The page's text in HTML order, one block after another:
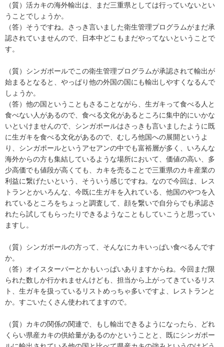
（質）活カキの海外輸出は、まだ三重県としては行っていないとい
うことでしょうか。
（答）そうですね。さっき言いました衛生管理プログラムがまだ承
認されていませんので、日本中どこもまだやってないということで
す。
（質）シンガポールでこの衛生管理プログラムが承認されて輸出が
始まるとなると、やっぱり他の外国の国にも輸出しやすくなるんで
しょうか。
（答）他の国ということもさることながら、生ガキって食べる人と
食べない人があるので、食べる文化があるところに集中的にいかな
いといけませんので、シンガポールはさっきも言いましたように既
に生ガキを食べる文化があるので、むしろ他国への展開というよ
り、シンガポールというアセアンの中でも富裕層が多く、いろんな
海外からの方も集結しているような場所において、価値の高い、多
少高価でも値段が高くても、カキを売ることで三重県のカキ産業の
利益に繋げたいという、そういう感じですね。なので今回は、レス
トランとかいろんな、今既に生ガキを入れている、他国のやつを入
れているところをちょっと調査して、顔を繋いで自分らでも承認さ
れたら試してもらったりできるようなこともしていこうと思ってい
ますし。
（質）シンガポールの方って、そんなにカキいっぱい食べるんです
か。
（答）オイスターバーとかもいっぱいありますからね。今回まだ限
られた数しか行かれませんけども、担当から上がってきているリス
ト、生ガキを扱っているリストめっちゃ多いですよ、レストランと
か。すごいたくさん使われてますので。
（質）カキの関係の関連で、もし輸出できるようになったら、どれ
くらい県産カキの供給量があるのかということと、既にシンガポー